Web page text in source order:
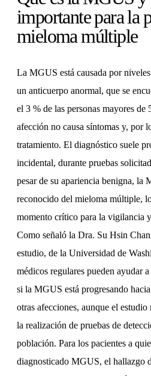
importante para la
mieloma múltiple
La MGUS está causada por
un anticuerpo anormal, que se
el 3 % de las personas mayores de
afección no causa síntomas y, por
tratamiento. El diagnóstico suele
incidental, durante pruebas
pesar de su apariencia benigna, la
reconocido del mieloma múltiple,
momento crítico para la vigilancia
Como señaló la Dra. Su Hsin
estudio, de la Universidad de
médicos regulares pueden ayudar
si la MGUS está progresando
otras afecciones, aunque el
la realización de pruebas de
población. Para los pacientes a
diagnosticado MGUS, el hallazgo